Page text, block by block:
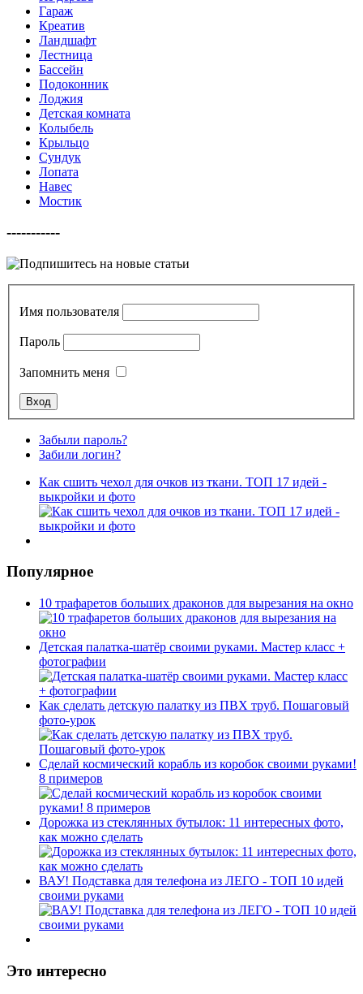
Гараж
Креатив
Ландшафт
Лестница
Бассейн
Подоконник
Лоджия
Детская комната
Колыбель
Крыльцо
Сундук
Лопата
Навес
Мостик
-----------
Имя пользователя
Пароль
Запомнить меня
Забыли пароль?
Забили логин?
Как сшить чехол для очков из ткани. ТОП 17 идей -
выкройки и фото
Популярное
10 трафаретов больших драконов для вырезания на окно
Детская палатка-шатёр своими руками. Мастер класс +
фотографии
Как сделать детскую палатку из ПВХ труб. Пошаговый
фото-урок
Сделай космический корабль из коробок своими руками!
8 примеров
Дорожка из стеклянных бутылок: 11 интересных фото,
как можно сделать
ВАУ! Подставка для телефона из ЛЕГО - ТОП 10 идей
своими руками
Это интересно